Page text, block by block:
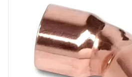
Комментарий
покупки на нашем сайте и
был создан автоматически.
Для оформления заказа
войти в личный кабинет.